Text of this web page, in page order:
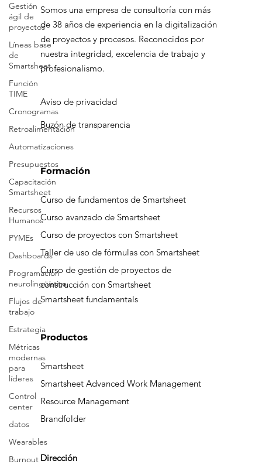
Gestión
ágil de
proyectos
Líneas base
de
Smartsheet
Función
TIME
Cronogramas
Retroalimentación
Automatizaciones
Presupuestos
Capacitación
Smartsheet
Recursos
Humanos
PYMEs
Dashboards
Programación
neurolingüística
Flujos de
trabajo
Estrategia
Métricas
modernas
para
líderes
Control
center
datos
Wearables
Burnout
Productos
Brandfolder
Smartsheet Advanced Work Management
Formación
Curso de fundamentos de Smartsheet
Curso avanzado de Smartsheet
Curso de proyectos con Smartsheet
Taller de uso de fórmulas con Smartsheet
Curso de gestión de proyectos de
Smartsheet fundamentals
Sobre SYSTEC Consulting
Somos una empresa de consultoría con más
de 38 años de experiencia en la digitalización
de proyectos y procesos. Reconocidos por
Aviso de privacidad
Buzón de transparencia